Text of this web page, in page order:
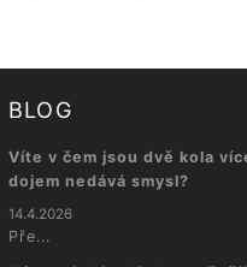
BLOG
Víte v čem jsou dvě kola
dojem nedává smysl?
14.4.2026
Pře...